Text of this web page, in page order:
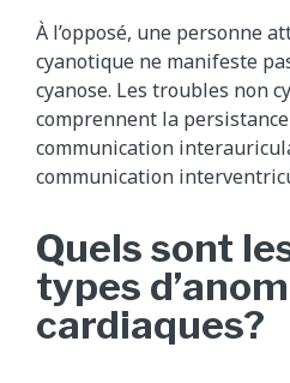
À l’opposé, une personne
cyanotique ne manifeste
cyanose. Les troubles non
comprennent la
communication
communication
Quels sont
types
cardiaques?